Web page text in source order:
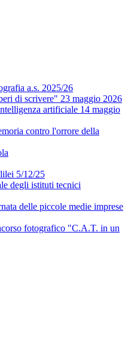
a.s. 2025/26
di scrivere" 23 maggio 2026
artificiale 14 maggio
contro l'orrore della
5/12/25
degli istituti tecnici
delle piccole medie imprese
fotografico "C.A.T. in un